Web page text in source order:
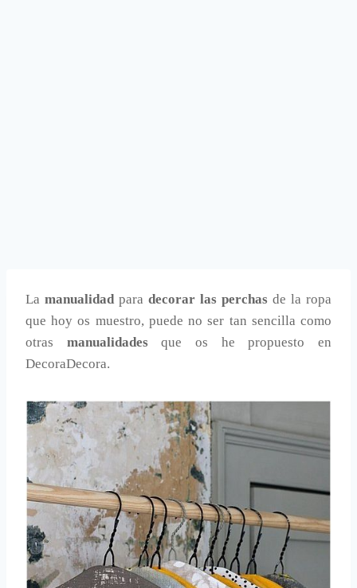
La manualidadpara decorar las perchas de la ropa
que hoy os muestro, puede no ser tan sencilla como
otras manualidadesque os he propuesto en
DecoraDecora.